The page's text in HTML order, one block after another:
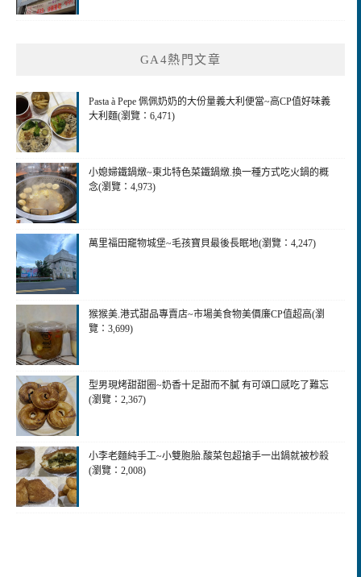
GA4熱門文章
Pasta à Pepe 佩佩奶奶的大份量義大利便當~高CP值好味義
大利麵(瀏覽：6,471)
小媳婦鐵鍋燉~東北特色菜鐵鍋燉.換一種方式吃火鍋的概
念(瀏覽：4,973)
萬里福田竉物城堡~毛孩寶貝最後長眠地(瀏覽：4,247)
猴猴美.港式甜品專賣店~市場美食物美價廉CP值超高(瀏
覽：3,699)
型男現烤甜甜圈~奶香十足甜而不膩 有可頌口感吃了難忘
(瀏覽：2,367)
小李老麵純手工~小雙胞胎.酸菜包超搶手一出鍋就被杪殺
(瀏覽：2,008)